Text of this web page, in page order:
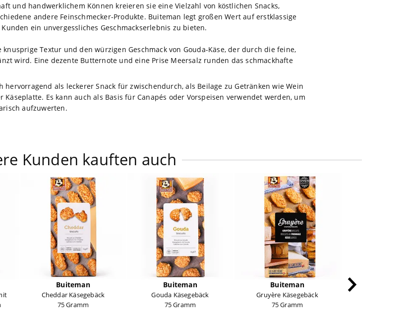
und handwerklichem Können kreieren sie eine Vielzahl von köstlichen Snacks,
andere Feinschmecker-Produkte. Buiteman legt großen Wert auf erstklassige
ein unvergessliches Geschmackserlebnis zu bieten.
Textur und den würzigen Geschmack von Gouda-Käse, der durch die feine,
wird. Eine dezente Butternote und eine Prise Meersalz runden das schmackhafte
hervorragend als leckerer Snack für zwischendurch, als Beilage zu Getränken wie Wein
Es kann auch als Basis für Canapés oder Vorspeisen verwendet werden, um
aufzuwerten.
Kunden kauften auch
Buiteman
Cheddar Käsegebäck
75 Gramm
Buiteman
Gouda Käsegebäck
75 Gramm
Buiteman
Gruyère Käsegebäck
75 Gramm